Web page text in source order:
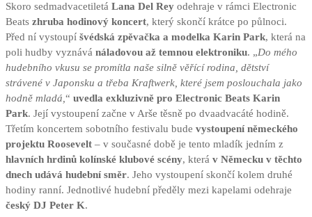
Skoro sedmadvacetiletá Lana Del Rey odehraje v rámci Electronic
Beats zhruba hodinový koncert, který skončí krátce po půlnoci.
Před ní vystoupí švédská zpěvačka a modelka Karin Park, která na
poli hudby vyznává náladovou až temnou elektroniku. „Do mého
hudebního vkusu se promítla naše silně věřící rodina, dětství
strávené v Japonsku a třeba Kraftwerk, které jsem poslouchala jako
hodně mladá, “ uvedla exkluzivně pro Electronic Beats Karin
Park. Její vystoupení začne v Arše těsně po dvaadvacáté hodině.
Třetím koncertem sobotního festivalu bude vystoupení německého
projektu Roosevelt – v současné době je tento mladík jedním z
hlavních hrdinů kolínské klubové scény, která v Německu v těchto
dnech udává hudební směr. Jeho vystoupení skončí kolem druhé
hodiny ranní. Jednotlivé hudební předěly mezi kapelami odehraje
český DJ Peter K.